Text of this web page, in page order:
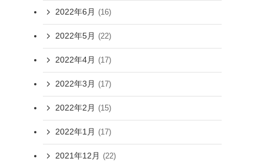
2022年6月 (16)
2022年5月 (22)
2022年4月 (17)
2022年3月 (17)
2022年2月 (15)
2022年1月 (17)
2021年12月 (22)